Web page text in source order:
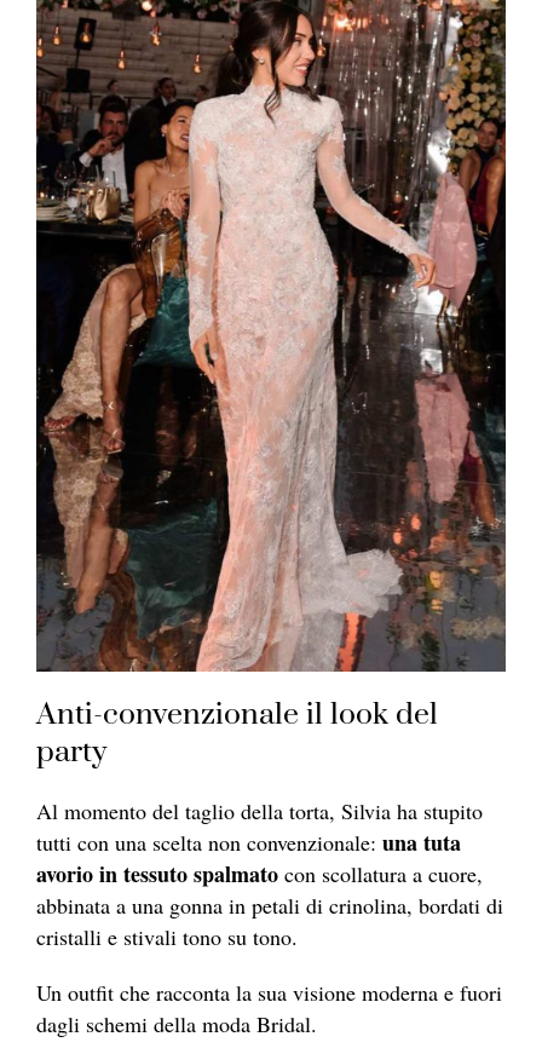
Anti-convenzionale il look del
party
Al momento del taglio della torta, Silvia ha stupito
tutti con una scelta non convenzionale: una tuta
avorio in tessuto spalmato con scollatura a cuore,
abbinata a una gonna in petali di crinolina, bordati di
cristalli e stivali tono su tono.
Un outfit che racconta la sua visione moderna e fuori
dagli schemi della moda Bridal.